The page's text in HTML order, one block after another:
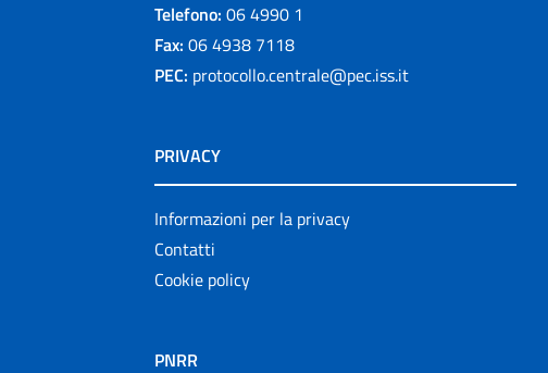
Telefono: 06 4990 1
Fax: 06 4938 7118
PEC: protocollo.centrale@pec.iss.it
PRIVACY
Informazioni per la privacy
Contatti
Cookie policy
PNRR